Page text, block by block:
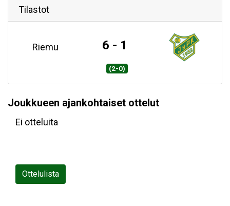
Tilastot
Riemu 6 - 1
(2-0)
Joukkueen ajankohtaiset ottelut
Ei otteluita
Ottelulista